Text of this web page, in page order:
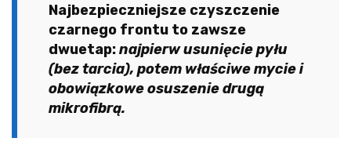
Najbezpieczniejsze czyszczenie
czarnego frontu to zawsze
dwuetap:najpierw usunięcie pyłu
(bez tarcia), potem właściwe mycie i
obowiązkowe osuszenie drugą
mikrofibrą.